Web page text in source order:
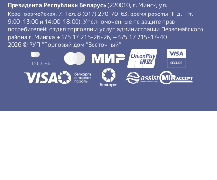
Президента Республики Беларусь (220010, г. Минск, ул.
Красноармейская, 7. Тел. 8 (017) 270-70-63, время работы Пнд.-Пт.
9:00-13:00 и 14:00-18:00). Уполномоченные по защите прав
потребителей: отдел торговли и услуг администрации Первомайского
района г. Минска +375 17 215-26-26, +375 17 215-17-40
2026 © РУП “Торговый дом ”Восточный”